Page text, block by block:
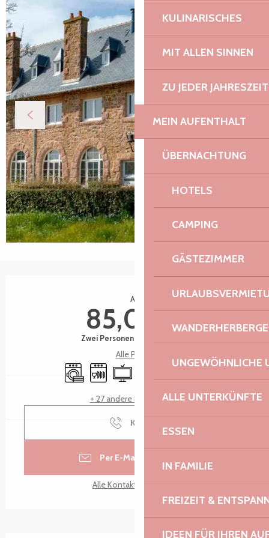
KULINARISCHES
MIT ALLEN SINNEN
ZU JEDER JAHRESZEIT
MEIN AUFENTHALT
ÜBERNACHTUNG
HOTELS
CAMPING
GÄSTEZIMMER
UNGEWÖHNLICHE
ALLE UNTERKÜNFTE
ESSEN
IN FAMILIE
FREIZEIT &
IDEEN FÜR IHREN
Ab
85,00 €
Zwei Personen (Gästezimmer)
Alle Preise
Waschmaschine
Geschirrspülmaschine
Fernsehen Unabhängiger Eingang
Parkplatz
+ 27 andere Leistung(en)
Kontakt
Per E-Mail kontaktieren
Alle Kontakte anzeigen